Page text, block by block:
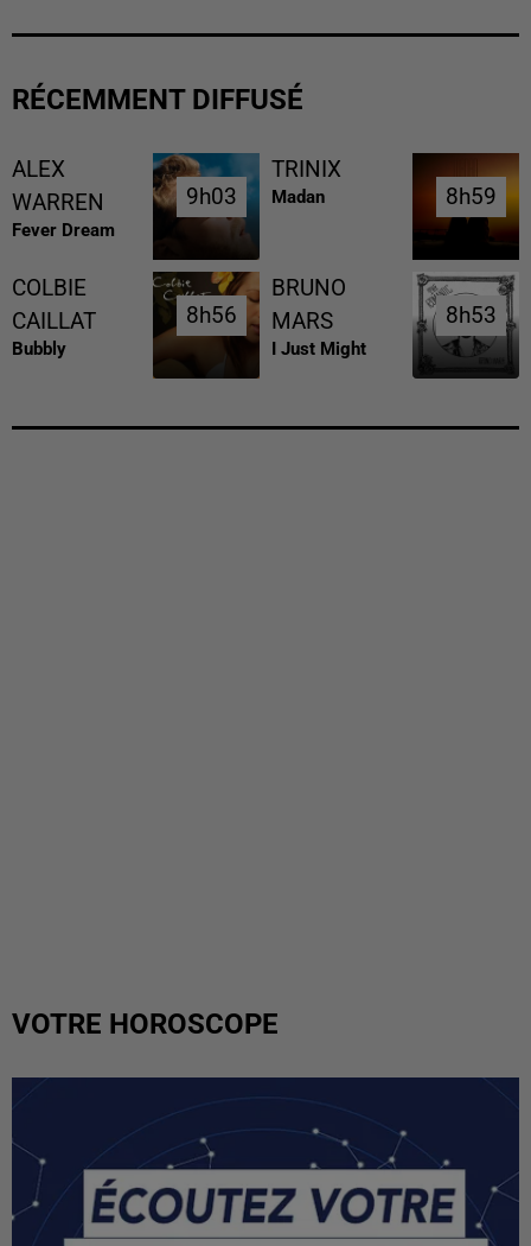
RÉCEMMENT DIFFUSÉ
ALEX
WARREN
Fever Dream
9h03
9h03
TRINIX
Madan 8h59
8h59
COLBIE
CAILLAT
Bubbly
8h56
8h56
BRUNO
MARS
I Just Might
8h53
8h53
VOTRE HOROSCOPE